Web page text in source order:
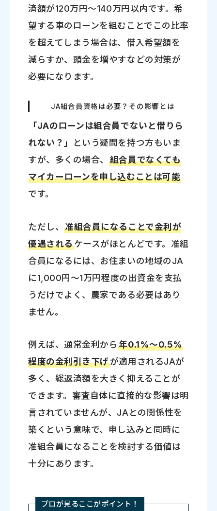
済額が120万円～140万円以内です。希
望する車のローンを組むことでこの比率
を超えてしまう場合は、借入希望額を
減らすか、頭金を増やすなどの対策が
必要になります。
JA組合員資格は必要？その影響とは
「JAのローンは組合員でないと借りら
れない？」
という疑問を持つ方もいま
すが、多くの場合、 組合員でなくても
マイカーローンを申し込むことは可能
です。
ただし、准組合員になることで金利が
優遇されるケースがほとんどです。准組
合員になるには、お住まいの地域のJA
に1,000円～1万円程度の出資金を支払
うだけでよく、農家である必要はあり
ません。
例えば、通常金利から年0.1%～0.5%
程度の金利引き下げが適用されるJAが
多く、総返済額を大きく抑えることが
できます。審査自体に直接的な影響は明
言されていませんが、JAとの関係性を
築くという意味で、申し込みと同時に
准組合員になることを検討する価値は
十分にあります。
プロが見るここがポイント！